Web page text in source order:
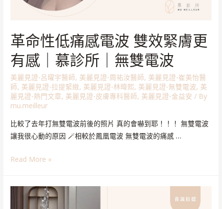
革命性低痛感電波 雙效緊膚更
有感｜慕診所｜無雙電波
美麗見證-呂曜宇醫師, 美麗見證-周祐汝醫師, 美麗見證-崔美怡醫
師, 美麗見證-拉提緊緻, 美麗見證-林暐熙, 美麗見證-無雙電波, 美
麗見證-熱門文章, 美麗見證-皮膚專科醫師, 美麗見證-金益安 / By
mu.meilleur
比較了去年打無雙電波前後的照片 真的會嚇到耶！！！ 無雙電波
讓我很心動的原因 🪄相較於鳳凰電波 無雙電波的痛感 …
Read More »